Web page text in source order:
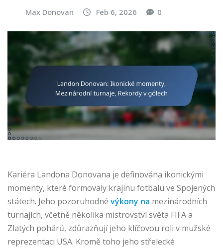
Max Donovan Feb 6, 2026 0
Kariéra Landona Donovana je definována ikonickými
momenty, které formovaly krajinu fotbalu ve Spojených
státech. Jeho pozoruhodné výkony na mezinárodních
turnajích, včetně několika mistrovství světa FIFA a
Zlatých pohárů, zdůrazňují jeho klíčovou roli v mužské
reprezentaci USA. Kromě toho jeho střelecké